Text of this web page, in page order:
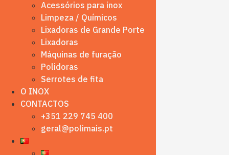
Acessórios para inox
Limpeza / Químicos
Lixadoras de Grande Porte
Lixadoras
Máquinas de furação
Polidoras
Serrotes de fita
O INOX
CONTACTOS
+351 229 745 400
geral@polimais.pt